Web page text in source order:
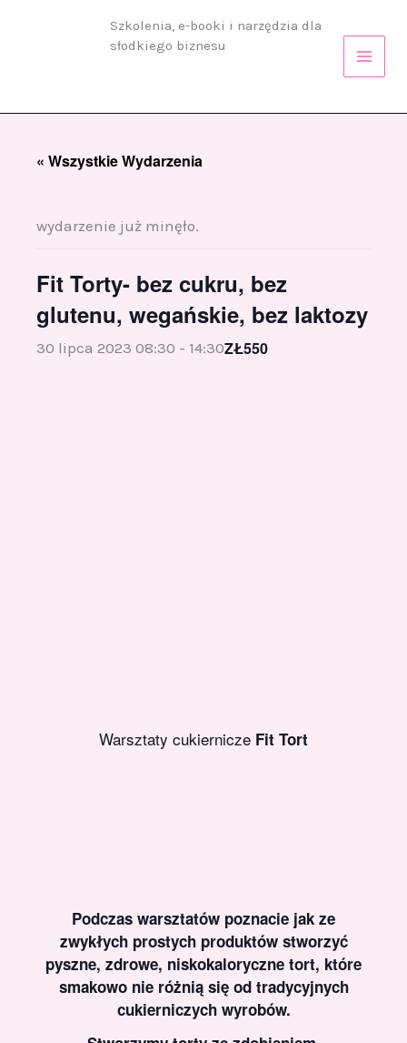
Szkolenia, e-booki i narzędzia dla
słodkiego biznesu
« Wszystkie Wydarzenia
wydarzenie już minęło.
Fit Torty- bez cukru, bez
glutenu, wegańskie, bez laktozy
30 lipca 2023 08:30 - 14:30ZŁ550
Warsztaty cukiernicze Fit Tort
Podczas warsztatów poznacie jak ze
zwykłych prostych produktów stworzyć
pyszne, zdrowe, niskokaloryczne tort, które
smakowo nie różnią się od tradycyjnych
cukierniczych wyrobów.